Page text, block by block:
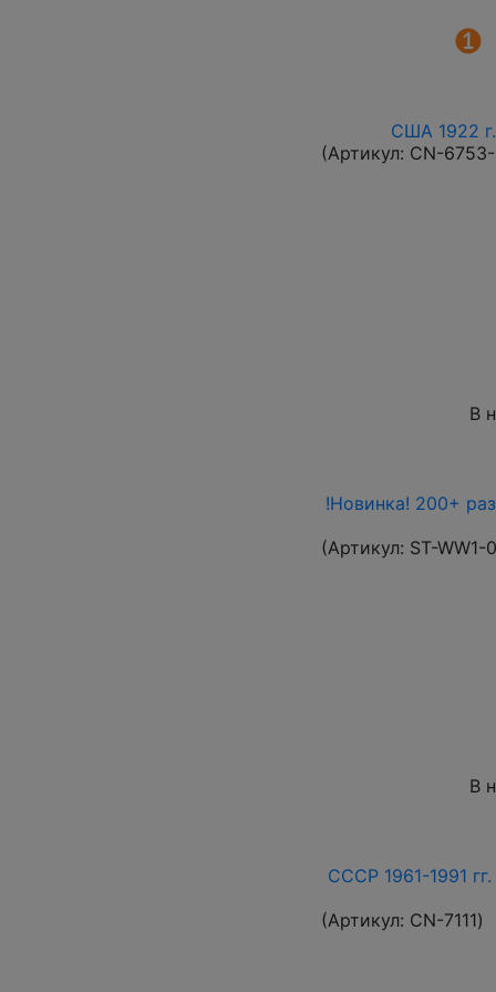
США 1922
(Артикул: CN-
В
!Новинка! 200+
(Артикул: ST-
В
СССР 1961-1991
(Артикул: СN-7111)